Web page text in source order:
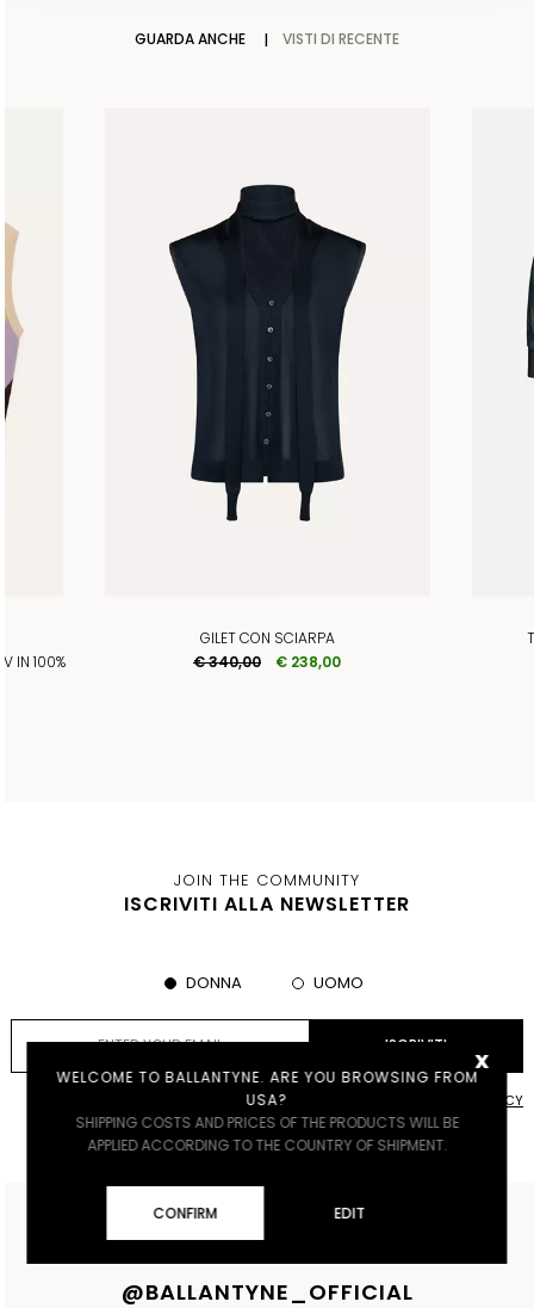
GUARDA ANCHE VISTI DI RECENTE
IN 100%
GILET CON SCIARPA
€ 340,00
€ 238,00
JOIN THE COMMUNITY
ISCRIVITI ALLA NEWSLETTER
DONNA UOMO
PRIVACY POLICY
@BALLANTYNE_OFFICIAL
x
WELCOME TO BALLANTYNE. ARE YOU BROWSING FROM
USA?
SHIPPING COSTS AND PRICES OF THE PRODUCTS WILL BE
APPLIED ACCORDING TO THE COUNTRY OF SHIPMENT.
CONFIRM EDIT